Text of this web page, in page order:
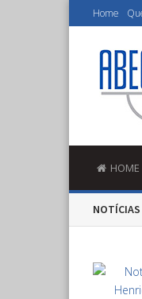
Home
HOME
NOTÍCIAS